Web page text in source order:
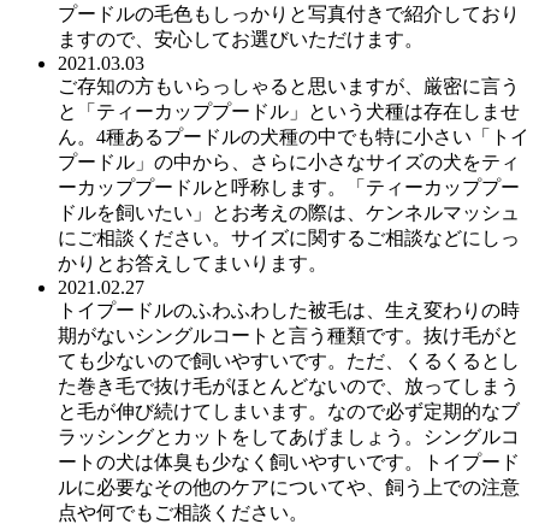
プードルの毛色もしっかりと写真付きで紹介しており
ますので、安心してお選びいただけます。
2021.03.03
ご存知の方もいらっしゃると思いますが、厳密に言う
と「ティーカッププードル」という犬種は存在しませ
ん。4種あるプードルの犬種の中でも特に小さい「トイ
プードル」の中から、さらに小さなサイズの犬をティ
ーカッププードルと呼称します。「ティーカッププー
ドルを飼いたい」とお考えの際は、ケンネルマッシュ
にご相談ください。サイズに関するご相談などにしっ
かりとお答えしてまいります。
2021.02.27
トイプードルのふわふわした被毛は、生え変わりの時
期がないシングルコートと言う種類です。抜け毛がと
ても少ないので飼いやすいです。ただ、くるくるとし
た巻き毛で抜け毛がほとんどないので、放ってしまう
と毛が伸び続けてしまいます。なので必ず定期的なブ
ラッシングとカットをしてあげましょう。シングルコ
ートの犬は体臭も少なく飼いやすいです。トイプード
ルに必要なその他のケアについてや、飼う上での注意
点や何でもご相談ください。